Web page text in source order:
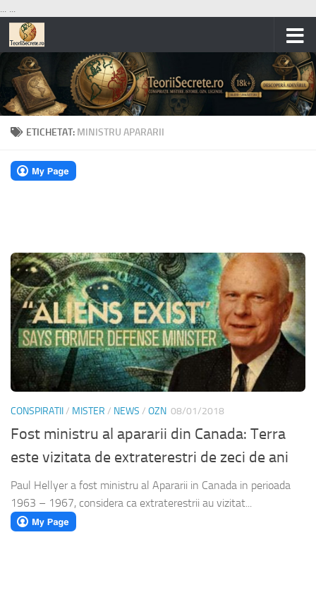
... ...
Skip to content
ETICHETAT: MINISTRU APARARII
CONSPIRATII/ MISTER / NEWS / OZN 08/01/2018
Fost ministru al apararii din Canada: Terra
este vizitata de extraterestri de zeci de ani
Paul Hellyer a fost ministru al Apararii in Canada in perioada
1963 – 1967, considera ca extraterestrii au vizitat...